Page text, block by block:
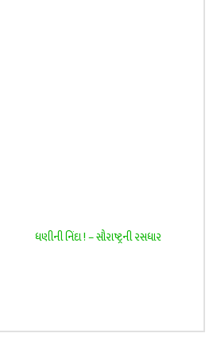
ધણીની નિંદા ! – સૌરાષ્ટ્રની રસધાર